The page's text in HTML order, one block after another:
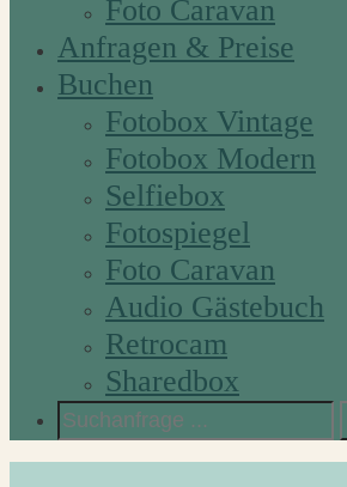
Foto Caravan
Anfragen & Preise
Buchen
Fotobox Vintage
Fotobox Modern
Selfiebox
Fotospiegel
Foto Caravan
Audio Gästebuch
Retrocam
Sharedbox
Search
for: